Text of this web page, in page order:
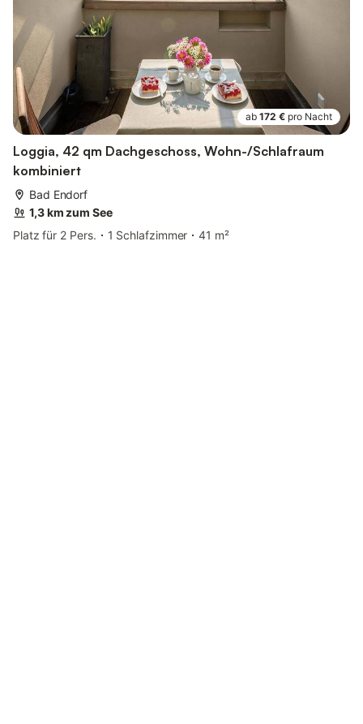
ab 172 € pro Nacht
Loggia, 42 qm Dachgeschoss, Wohn-/Schlafraum
kombiniert
Bad Endorf
1,3 km zum See
Platz für 2 Pers.
1 Schlafzimmer 41 m²